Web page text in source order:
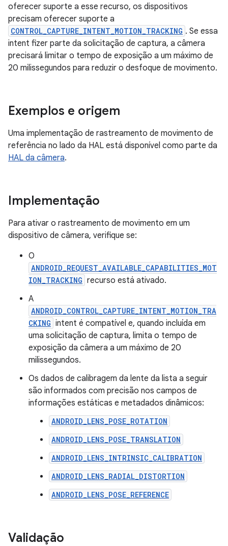
oferecer suporte a esse recurso, os dispositivos
precisam oferecer suporte a
CONTROL_CAPTURE_INTENT_MOTION_TRACKING . Se essa
intent fizer parte da solicitação de captura, a câmera
precisará limitar o tempo de exposição a um máximo de
20 milissegundos para reduzir o desfoque de movimento.
Exemplos e origem
Uma implementação de rastreamento de movimento de
referência no lado da HAL está disponível como parte da
HAL da câmera.
Implementação
Para ativar o rastreamento de movimento em um
dispositivo de câmera, verifique se:
O
ANDROID_REQUEST_AVAILABLE_CAPABILITIES_MOT
ION_TRACKING recurso está ativado.
A
ANDROID_CONTROL_CAPTURE_INTENT_MOTION_TRA
CKING intent é compatível e, quando incluída em
uma solicitação de captura, limita o tempo de
exposição da câmera a um máximo de 20
milissegundos.
Os dados de calibragem da lente da lista a seguir
são informados com precisão nos campos de
informações estáticas e metadados dinâmicos:
ANDROID_LENS_POSE_ROTATION
ANDROID_LENS_POSE_TRANSLATION
ANDROID_LENS_INTRINSIC_CALIBRATION
ANDROID_LENS_RADIAL_DISTORTION
ANDROID_LENS_POSE_REFERENCE
Validação